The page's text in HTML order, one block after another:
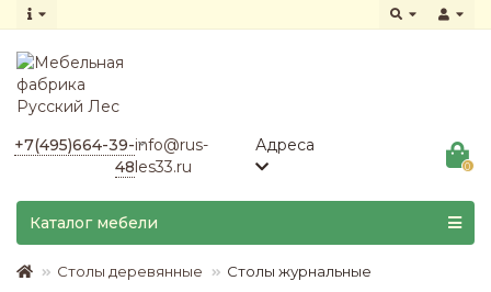
+7(495)664-39-
48
info@rus-
les33.ru
Адреса
0
Каталог мебели
Столы деревянные Столы журнальные